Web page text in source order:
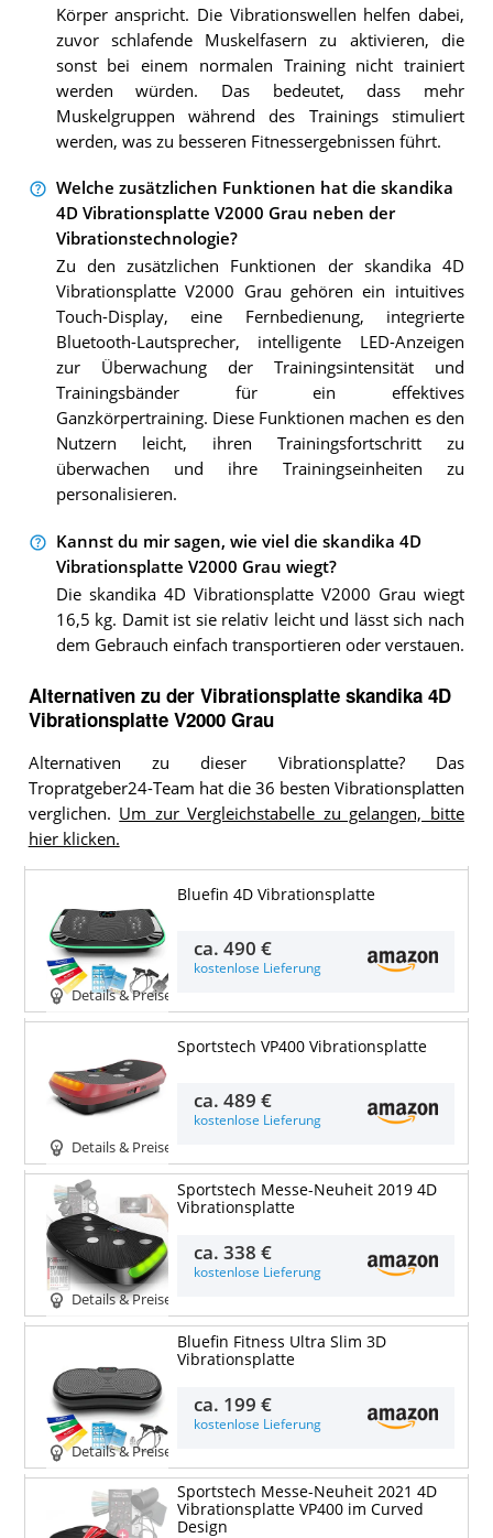
Körper anspricht. Die Vibrationswellen helfen dabei,
zuvor schlafende Muskelfasern zu aktivieren, die
sonst bei einem normalen Training nicht trainiert
werden würden. Das bedeutet, dass mehr
Muskelgruppen während des Trainings stimuliert
werden, was zu besseren Fitnessergebnissen führt.
Welche zusätzlichen Funktionen hat die skandika
4D Vibrationsplatte V2000 Grau neben der
Vibrationstechnologie?
Zu den zusätzlichen Funktionen der skandika 4D
Vibrationsplatte V2000 Grau gehören ein intuitives
Touch-Display, eine Fernbedienung, integrierte
Bluetooth-Lautsprecher, intelligente LED-Anzeigen
zur Überwachung der Trainingsintensität und
Trainingsbänder für ein effektives
Ganzkörpertraining. Diese Funktionen machen es den
Nutzern leicht, ihren Trainingsfortschritt zu
überwachen und ihre Trainingseinheiten zu
personalisieren.
Kannst du mir sagen, wie viel die skandika 4D
Vibrationsplatte V2000 Grau wiegt?
Die skandika 4D Vibrationsplatte V2000 Grau wiegt
16,5 kg. Damit ist sie relativ leicht und lässt sich nach
dem Gebrauch einfach transportieren oder verstauen.
Alternativen zu der Vibrationsplatte skandika 4D
Vibrationsplatte V2000 Grau
Alternativen zu dieser Vibrationsplatte? Das
Tropratgeber24-Team hat die 36 besten Vibrationsplatten
verglichen. Um zur Vergleichstabelle zu gelangen, bitte
hier klicken.
Details & Preise
Bluefin 4D Vibrationsplatte
ca.490 €
kostenlose Lieferung
Details & Preise
Sportstech VP400 Vibrationsplatte
ca.489 €
kostenlose Lieferung
Details & Preise
Sportstech Messe-Neuheit 2019 4D
Vibrationsplatte
ca.338 €
kostenlose Lieferung
Details & Preise
Bluefin Fitness Ultra Slim 3D
Vibrationsplatte
ca. 199 €
kostenlose Lieferung
Sportstech Messe-Neuheit 2021 4D
Vibrationsplatte VP400 im Curved
Design